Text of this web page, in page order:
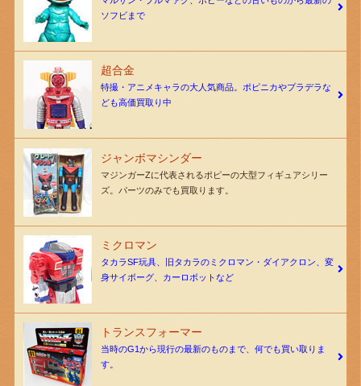
ソフビまで
超合金
特撮・アニメキャラの大人気商品。ポピニカやプラデラな
ども高価買取り中
ジャンボマシンダー
マジンガーZに代表されるポピーの大型フィギュアシリー
ズ。パーツのみでも買取ります。
ミクロマン
タカラSF玩具、旧タカラのミクロマン・ダイアクロン、変
身サイボーグ、カーロボットなど
トランスフォーマー
当時のG1から現行の最新のものまで、何でも買い取りま
す。